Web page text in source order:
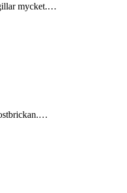
mycket.…